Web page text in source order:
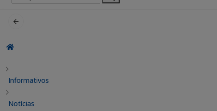
por:
Informativos
Notícias